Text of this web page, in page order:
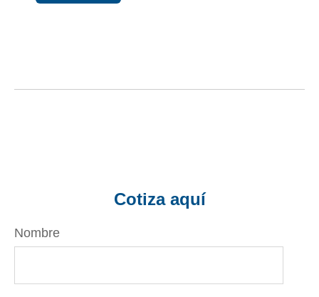
Cotiza aquí
Nombre